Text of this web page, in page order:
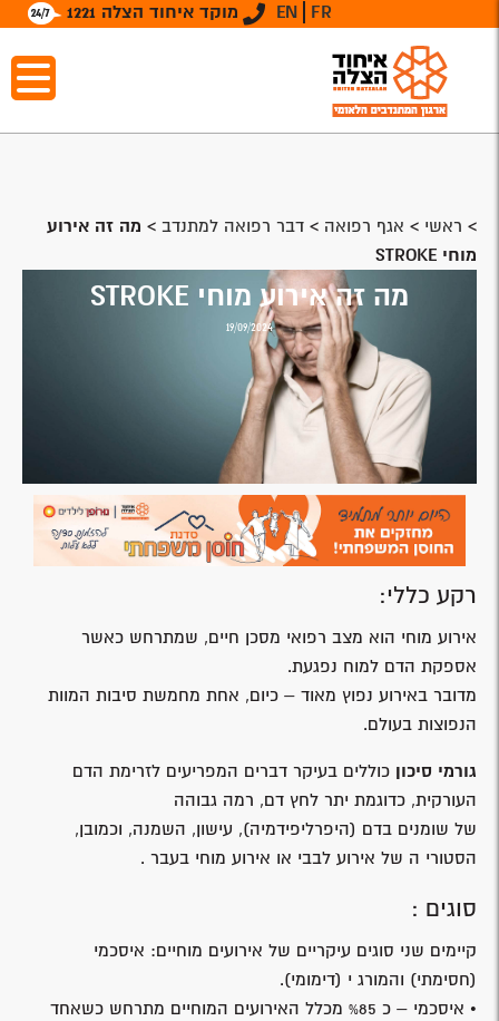
מוקד איחוד הצלה 1221 EN FR
> ראשי > אגף רפואה > דבר רפואה למתנדב > מה זה אירוע
מוחי STROKE
מה זה אירוע מוחי STROKE
19/09/2024
רקע כללי:
אירוע מוחי הוא מצב רפואי מסכן חיים, שמתרחש כאשר
אספקת הדם למוח נפגעת.
מדובר באירוע נפוץ מאוד – כיום, אחת מחמשת סיבות המוות
הנפוצות בעולם.
גורמי סיכון כוללים בעיקר דברים המפריעים לזרימת הדם
העורקית, כדוגמת יתר לחץ דם, רמה גבוהה
של שומנים בדם (היפרליפידמיה), עישון, השמנה, וכמובן,
הסטורי ה של אירוע לבבי או אירוע מוחי בעבר .
סוגים :
קיימים שני סוגים עיקריים של אירועים מוחיים: איסכמי
(חסימתי) והמורג י (דימומי).
• איסכמי – כ %85 מכלל האירועים המוחיים מתרחש כשאחד